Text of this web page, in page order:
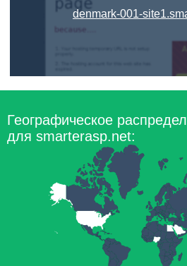
denmark-001-
Географическое
для smarterasp.net: